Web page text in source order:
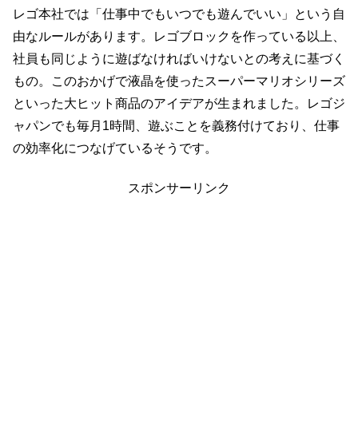
レゴ本社では「仕事中でもいつでも遊んでいい」という自
由なルールがあります。レゴブロックを作っている以上、
社員も同じように遊ばなければいけないとの考えに基づく
もの。このおかげで液晶を使ったスーパーマリオシリーズ
といった大ヒット商品のアイデアが生まれました。レゴジ
ャパンでも毎月1時間、遊ぶことを義務付けており、仕事
の効率化につなげているそうです。
スポンサーリンク